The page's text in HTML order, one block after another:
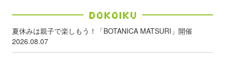
Dokoiku
夏休みは親子で楽しもう！「BOTANICA MATSURI」開催
2026.08.07